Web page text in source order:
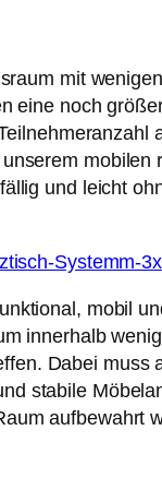
mit
eine noch
mobilen
und leicht
mobil
innerhalb
Dabei muss
stabile
aufbewahrt